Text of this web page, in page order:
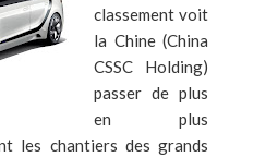
classement voit
la Chine (China
CSSC Holding)
passer de plus
en plus
les chantiers des grands